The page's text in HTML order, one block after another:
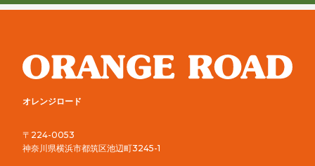
オレンジロード
〒224-0053
神奈川県横浜市都筑区池辺町3245-1